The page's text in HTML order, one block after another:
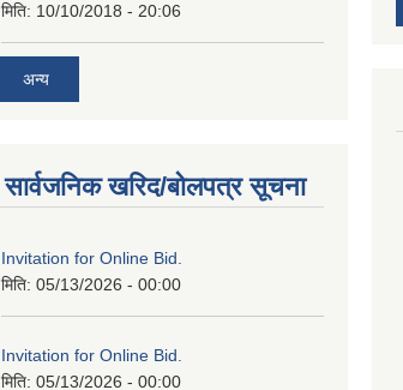
मिति: 10/10/2018 - 20:06
अन्य
सार्वजनिक खरिद/बोलपत्र सूचना
Invitation for Online Bid.
मिति: 05/13/2026 - 00:00
Invitation for Online Bid.
मिति: 05/13/2026 - 00:00